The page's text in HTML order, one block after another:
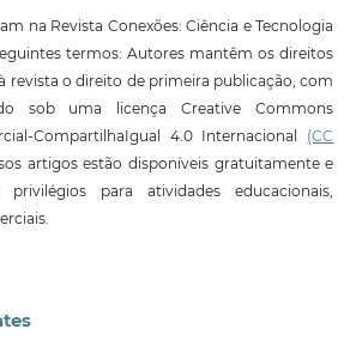
na Revista Conexões: Ciência e Tecnologia
termos: Autores mantêm os direitos
revista o direito de primeira publicação, com
sob uma licença Creative Commons
CompartilhaIgual 4.0 Internacional (CC
artigos estão disponíveis gratuitamente e
para atividades educacionais,